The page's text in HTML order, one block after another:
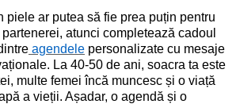
piele ar putea să fie prea puțin pentru
atunci completează cadoul
agendele personalizate cu mesaje
La 40-50 de ani, soacra ta este
multe femei încă muncesc și o viață
a vieții. Așadar, o agendă și o